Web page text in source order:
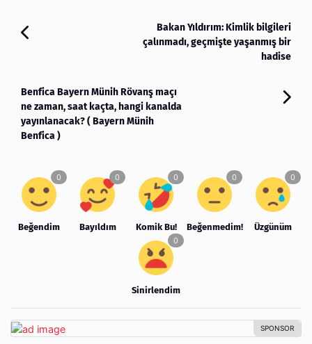
Bakan Yıldırım: Kimlik bilgileri
çalınmadı, geçmişte yaşanmış bir
hadise
Benfica Bayern Münih Rövanş maçı
ne zaman, saat kaçta, hangi kanalda
yayınlanacak? ( Bayern Münih
Benfica )
Beğendim Bayıldım Komik Bu! Beğenmedim! Üzgünüm
Sinirlendim